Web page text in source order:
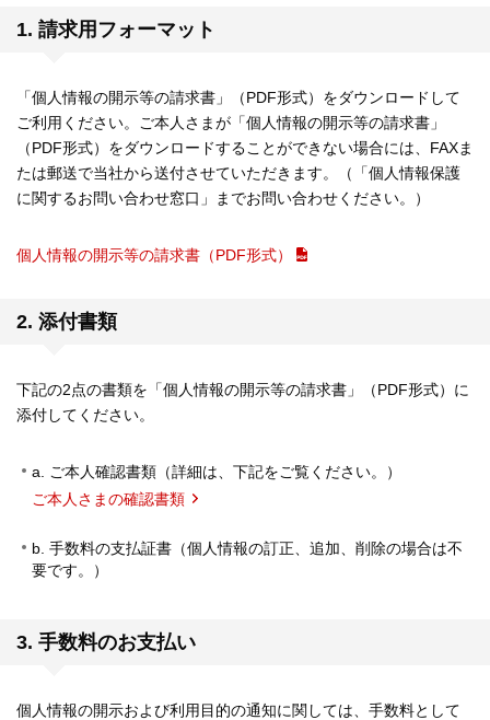
1. 請求用フォーマット
「個人情報の開示等の請求書」（PDF形式）をダウンロードして
ご利用ください。ご本人さまが「個人情報の開示等の請求書」
（PDF形式）をダウンロードすることができない場合には、FAXま
たは郵送で当社から送付させていただきます。（「個人情報保護
に関するお問い合わせ窓口」までお問い合わせください。）
個人情報の開示等の請求書（PDF形式）
2. 添付書類
下記の2点の書類を「個人情報の開示等の請求書」（PDF形式）に
添付してください。
a. ご本人確認書類（詳細は、下記をご覧ください。）
ご本人さまの確認書類
b. 手数料の支払証書（個人情報の訂正、追加、削除の場合は不
要です。）
3. 手数料のお支払い
個人情報の開示および利用目的の通知に関しては、手数料として